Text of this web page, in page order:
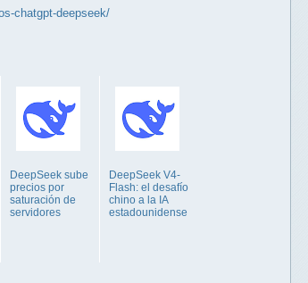
chatgpt-deepseek/
DeepSeek sube
precios por
saturación de
servidores
DeepSeek V4-
Flash: el desafío
chino a la IA
estadounidense